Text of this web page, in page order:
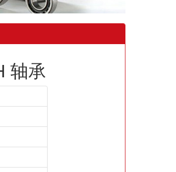
轴承